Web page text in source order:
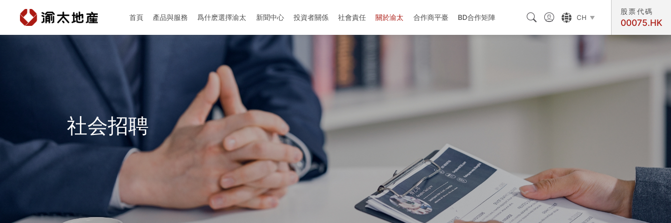
首頁 產品與服務 爲什麽選擇渝太 新聞中心 投資者關係 社會責任 關於渝太 合作商平臺 BD合作矩陣    CH 
股票代碼
00075.HK
爲什麽選擇渝太
新聞中心
社会招聘